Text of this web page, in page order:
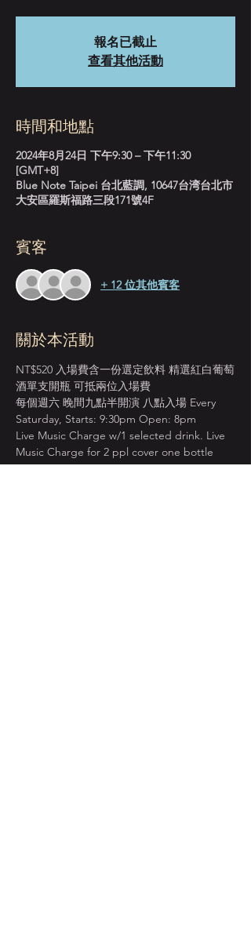
報名已截止
查看其他活動
時間和地點
2024年8月24日 下午9:30 – 下午11:30
[GMT+8]
Blue Note Taipei 台北藍調, 10647台湾台北市
大安區羅斯福路三段171號4F
賓客
+ 12 位其他賓客
關於本活動
NT$520 入場費含一份選定飲料 精選紅白葡萄
酒單支開瓶 可抵兩位入場費
每個週六 晚間九點半開演 八點入場 Every
Saturday, Starts: 9:30pm Open: 8pm
Live Music Charge w/1 selected drink. Live
Music Charge for 2 ppl cover one bottle
wine.